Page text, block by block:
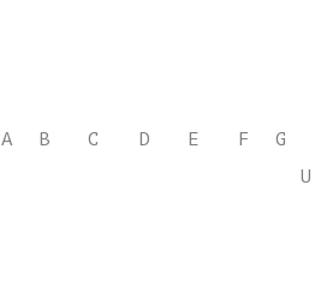
A B C D E F G
U